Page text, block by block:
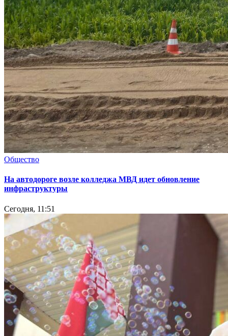
Общество
На автодороге возле колледжа МВД идет обновление
инфраструктуры
Сегодня, 11:51